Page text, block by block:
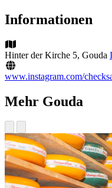
Informationen
Hinter der Kirche 5, Gouda
www.instagram.com/
Mehr Gouda